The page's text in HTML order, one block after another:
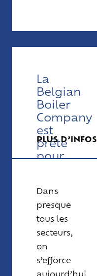
La
Belgian
Boiler
Company
est
prête
pour
sobre
en
carbone
PLUS D’INFOS
Dans
presque
tous les
secteurs,
on
s’efforce
aujourd’hui